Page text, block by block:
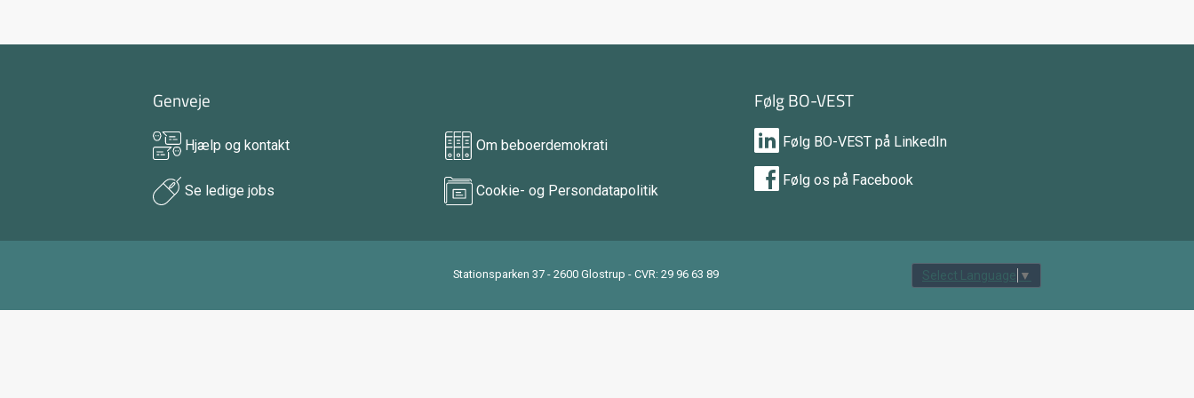
Genveje
Hjælp og kontakt Om beboerdemokrati
Se ledige jobs Cookie- og Persondatapolitik
Følg BO-VEST
Følg BO-VEST på LinkedIn
Følg os på Facebook
Stationsparken 37 - 2600 Glostrup - CVR: 29 96 63 89 Select Language ▼